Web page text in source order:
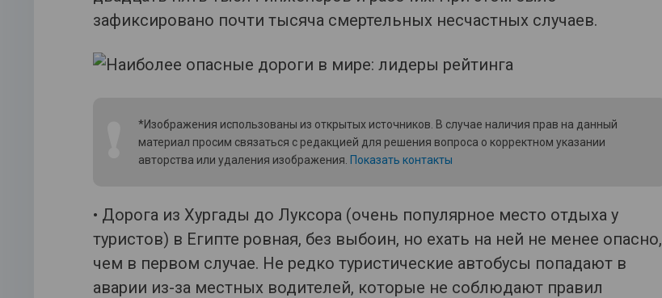
зафиксировано почти тысяча смертельных несчастных случаев.
*Изображения использованы из открытых источников. В случае наличия прав на данный
материал просим связаться с редакцией для решения вопроса о корректном указании
авторства или удаления изображения. Показать контакты
• Дорога из Хургады до Луксора (очень популярное место отдыха у
туристов) в Египте ровная, без выбоин, но ехать на ней не менее опасно,
чем в первом случае. Не редко туристические автобусы попадают в
аварии из-за местных водителей, которые не соблюдают правил